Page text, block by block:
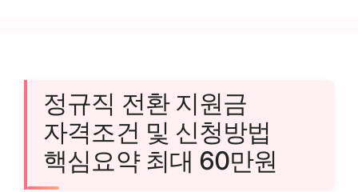
정규직 전환 지원금
자격조건 및 신청방법
핵심요약 최대 60만원